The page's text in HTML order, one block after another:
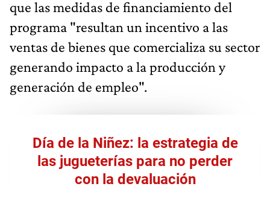
que las medidas de financiamiento del
programa "resultan un incentivo a las
ventas de bienes que comercializa su sector
generando impacto a la producción y
generación de empleo".
Día de la Niñez: la estrategia de
las jugueterías para no perder
con la devaluación